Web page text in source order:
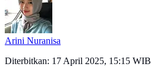
Arini Nuranisa
Diterbitkan: 17 April 2025, 15:15 WIB